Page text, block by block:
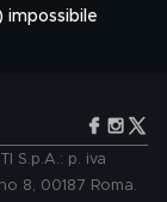
impossibile
S.p.A.: p. iva
8, 00187 Roma.